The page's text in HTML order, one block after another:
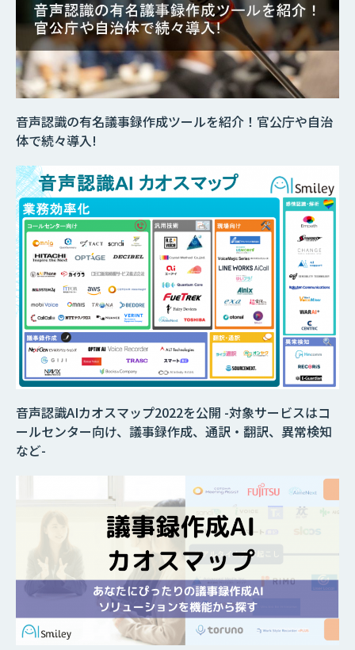
音声認識の有名議事録作成ツールを紹介！官公庁や自治
体で続々導入!
音声認識AIカオスマップ2022を公開 -対象サービスはコ
ールセンター向け、議事録作成、通訳・翻訳、異常検知
など-